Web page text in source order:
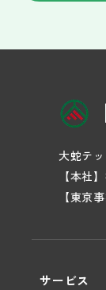
大蛇テ
【本社
【東京
サービス